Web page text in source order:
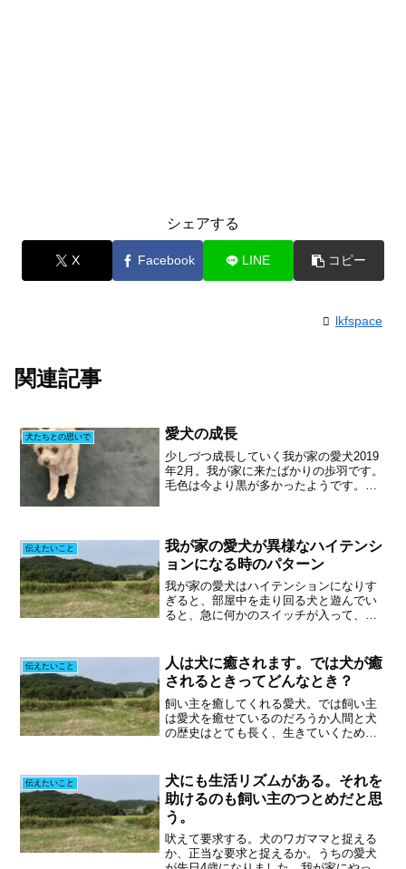
シェアする
X Facebook LINE コピー
lkfspace
関連記事
犬たちとの思いで 愛犬の成長
少しづつ成長していく我が家の愛犬2019
年2月。我が家に来たばかりの歩羽です。
毛色は今より黒が多かったようです。そ
す。この子は...
伝えたいこと
我が家の愛犬が異様なハイテンシ
ョンになる時のパターン
我が家の愛犬はハイテンションになりす
ぎると、部屋中を走り回る犬と遊んでい
ると、急に何かのスイッチが入って、部
をします。明らかに興奮しており、その
状態で走り出すと、どん...
伝えたいこと
人は犬に癒されます。では犬が癒
されるときってどんなとき？
飼い主を癒してくれる愛犬。では飼い主
は愛犬を癒せているのだろうか人間と犬
の歴史はとても長く、生きていくため、
を和ませてくれる犬という、大きく分け
て2種類が存在しています...
伝えたいこと
犬にも生活リズムがある。それを
助けるのも飼い主のつとめだと思
う。
吠えて要求する。犬のワガママと捉える
か、正当な要求と捉えるか。うちの愛犬